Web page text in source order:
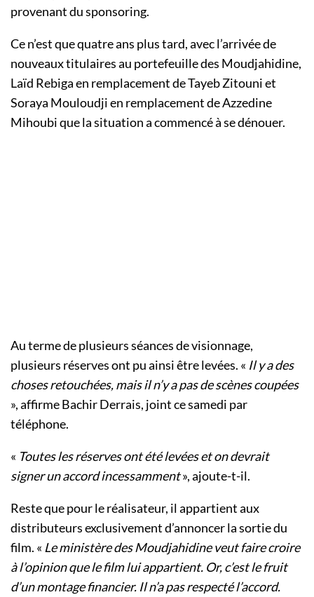
provenant du sponsoring.
Ce n’est que quatre ans plus tard, avec l’arrivée de
nouveaux titulaires au portefeuille des Moudjahidine,
Laïd Rebiga en remplacement de Tayeb Zitouni et
Soraya Mouloudji en remplacement de Azzedine
Mihoubi que la situation a commencé à se dénouer.
Au terme de plusieurs séances de visionnage,
plusieurs réserves ont pu ainsi être levées. « Il y a des
choses retouchées, mais il n’y a pas de scènes coupées
», affirme Bachir Derrais, joint ce samedi par
téléphone.
« Toutes les réserves ont été levées et on devrait
signer un accord incessamment», ajoute-t-il.
Reste que pour le réalisateur, il appartient aux
distributeurs exclusivement d’annoncer la sortie du
film. « Le ministère des Moudjahidine veut faire croire
à l’opinion que le film lui appartient. Or, c’est le fruit
d’un montage financier. Il n’a pas respecté l’accord.